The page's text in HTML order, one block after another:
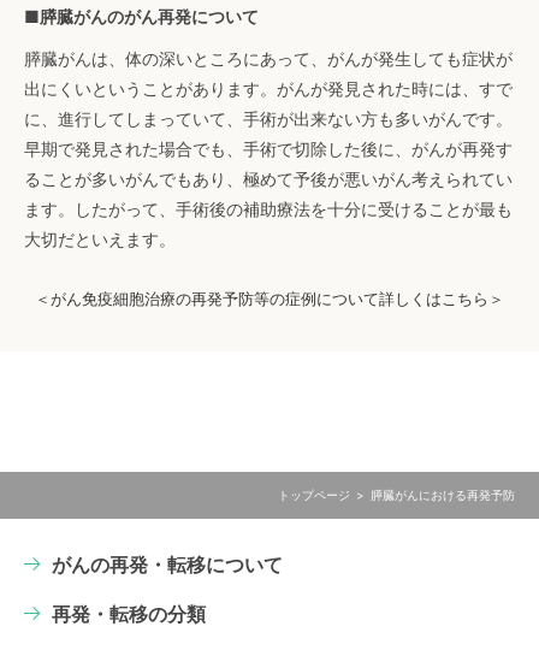
■膵臓がんのがん再発について
膵臓がんは、体の深いところにあって、がんが発生しても症状が
出にくいということがあります。がんが発見された時には、すで
に、進行してしまっていて、手術が出来ない方も多いがんです。
早期で発見された場合でも、手術で切除した後に、がんが再発す
ることが多いがんでもあり、極めて予後が悪いがん考えられてい
ます。したがって、手術後の補助療法を十分に受けることが最も
大切だといえます。
＜がん免疫細胞治療の再発予防等の症例について詳しくはこちら＞
トップページ 膵臓がんにおける再発予防
がんの再発・転移について
再発・転移の分類